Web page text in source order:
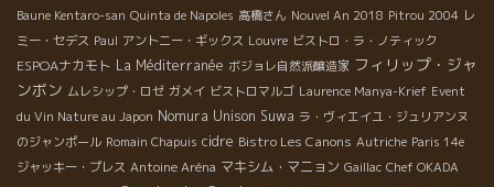
Baune Kentaro-san Quinta de Napoles 高橋さん Nouvel An 2018 Pitrou 2004 レ
ミー・セデス Paul アントニー・ギックス Louvre ビストロ・ラ・ノティック
ESPOAナカモト La Méditerranée ボジョレ自然派醸造家 フィリップ・ジャ
ンボン ムレシップ・ロゼ ガメイ ビストロマルゴ Laurence Manya-Krief Event
du Vin Nature au Japon Nomura Unison Suwa ラ・ヴィエイユ・ジュリアンヌ
のジャンポール Romain Chapuis cidre Bistro Les Canons Autriche Paris 14e
ジャッキー・プレス Antoine Aréna マキシム・マニョン Gaillac Chef OKADA